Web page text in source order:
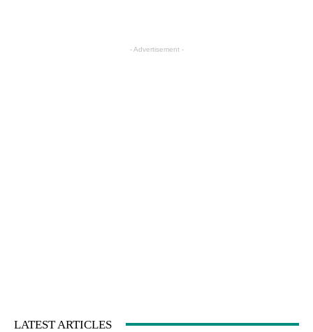
- Advertisement -
LATEST ARTICLES